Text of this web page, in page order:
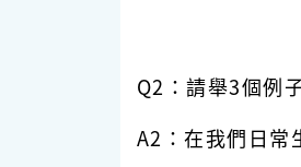
Q2：請舉3個例
A2：在我們日常